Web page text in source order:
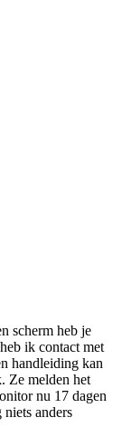
scherm heb je
ik contact met
handleiding kan
Ze melden het
nu 17 dagen
anders